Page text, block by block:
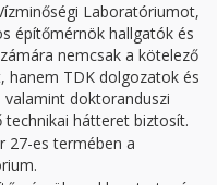
Laboratóriumot,
építőmérnök hallgatók és
nemcsak a kötelező
TDK dolgozatok és
doktoranduszi
hátteret biztosít.
27-es termében a